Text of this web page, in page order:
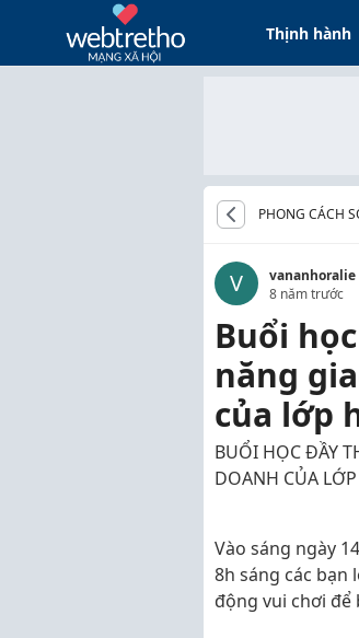
Thịnh hành
PHONG CÁCH
V
vananhoralie
8 năm trước
Buổi
năng
của lớp
BUỔI HỌC ĐẦY
DOANH CỦA
Vào sáng ngày
8h sáng các bạn
động vui chơi để